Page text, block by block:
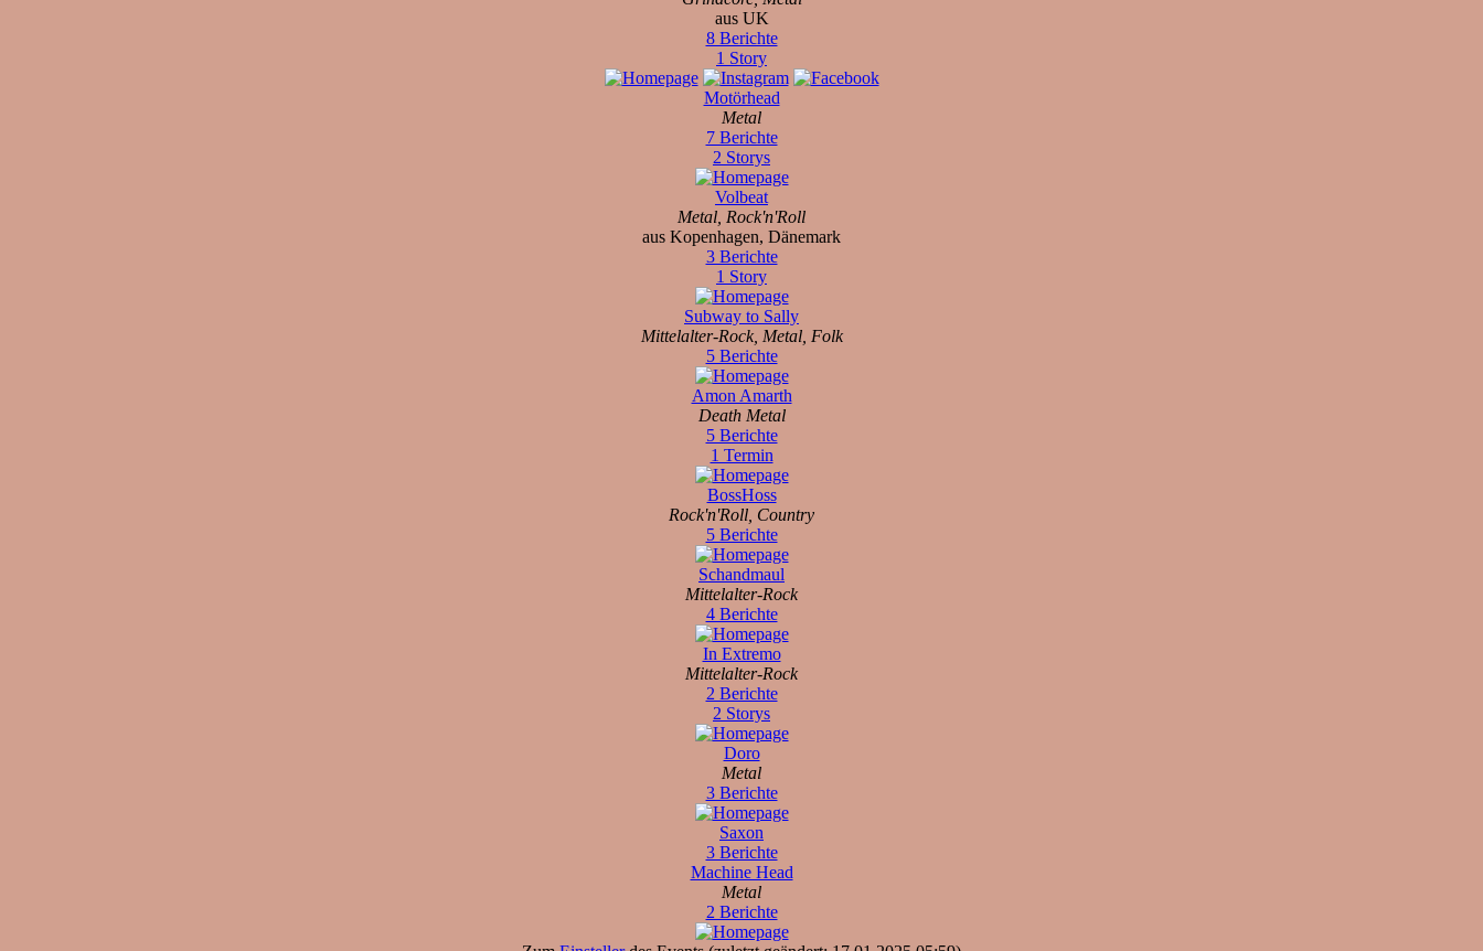
aus UK
8 Berichte
1 Story
Motörhead
Metal
7 Berichte
2 Storys
Volbeat
Metal, Rock'n'Roll
aus Kopenhagen, Dänemark
3 Berichte
1 Story
Subway to Sally
Mittelalter-Rock, Metal, Folk
5 Berichte
Amon Amarth
Death Metal
5 Berichte
1 Termin
BossHoss
Rock'n'Roll, Country
5 Berichte
Schandmaul
Mittelalter-Rock
4 Berichte
In Extremo
Mittelalter-Rock
2 Berichte
2 Storys
Doro
Metal
3 Berichte
Saxon
3 Berichte
Machine Head
Metal
2 Berichte